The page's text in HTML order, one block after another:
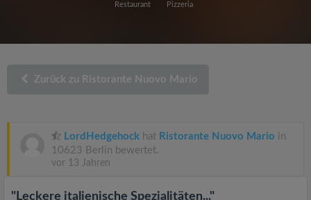
Restaurant Pizzeria
Zurück zu Ristorante Nuovo Mario
LordHedgehock hat Ristorante Nuovo Mario in
10623 Berlin bewertet.
vor 13 Jahren
"Leckere italienische Spezialitäten..."